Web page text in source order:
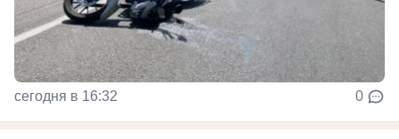
сегодня в 16:32 0